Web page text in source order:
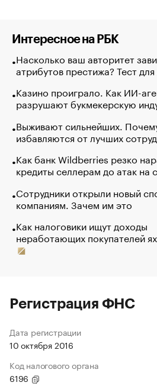
Интересное на РБК
Насколько ваш авторитет
атрибутов престижа? Тест
Казино проиграло. Как ИИ-
разрушают букмекерскую
Выживают сильнейших.
избавляются от лучших
Как банк Wildberries резко
кредиты селлерам до атак на
Сотрудники открыли новый
компаниям. Зачем им это
Как налоговики ищут доходы
неработающих покупателей
Регистрация ФНС
Дата регистрации
10 октября 2016
Код налогового органа
6196